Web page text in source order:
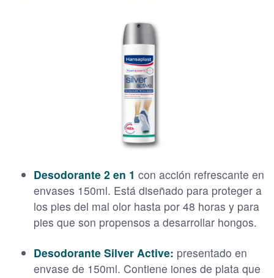
Desodorante 2 en 1 con acción refrescante en
envases 150ml. Está diseñado para proteger a
los pies del mal olor hasta por 48 horas y para
pies que son propensos a desarrollar hongos.
Desodorante Silver Active: presentado en
envase de 150ml. Contiene iones de plata que